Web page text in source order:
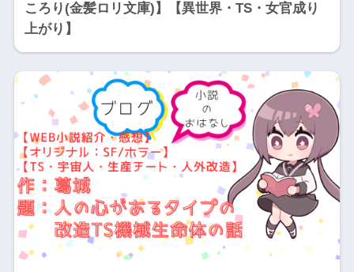
ころり(金髪ロリ文庫)】【異世界・TS・女官成り
上がり】